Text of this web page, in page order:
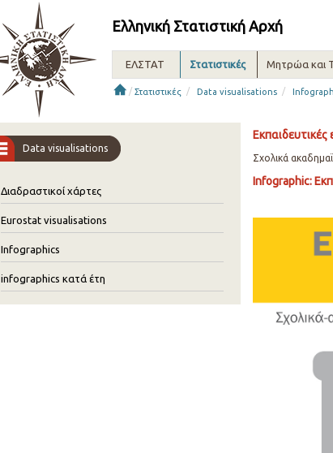
Ελληνική Στατιστική Αρχή
ΕΛΣΤΑΤ Στατιστικές Μητρώα και
/ Στατιστικές / Data visualisations /
Data visualisations
Διαδραστικοί χάρτες
Eurostat visualisations
Infographics
infographics κατά έτη
Σχολικά
Infographic: